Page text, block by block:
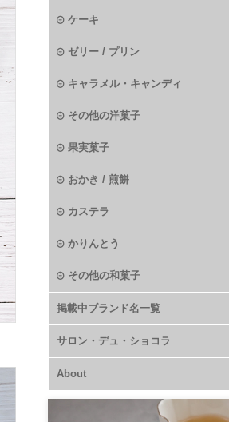
ケーキ
ゼリー / プリン
キャラメル・キャンディ
その他の洋菓子
果実菓子
おかき / 煎餅
カステラ
かりんとう
その他の和菓子
掲載中ブランド名一覧
サロン・デュ・ショコラ
About